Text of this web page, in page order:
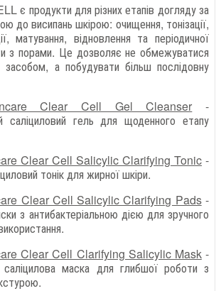
є продукти для різних етапів догляду за
до висипань шкірою: очищення, тонізації,
матування, відновлення та періодичної
з порами. Це дозволяє не обмежуватися
а побудувати більш послідовну
Clear Cell Gel Cleanser -
саліциловий гель для щоденного етапу
Clear Cell Salicylic Clarifying Tonic -
тонік для жирної шкіри.
Clear Cell Salicylic Clarifying Pads-
з антибактеріальною дією для зручного
Clear Cell Clarifying Salicylic Mask-
саліцилова маска для глибшої роботи з